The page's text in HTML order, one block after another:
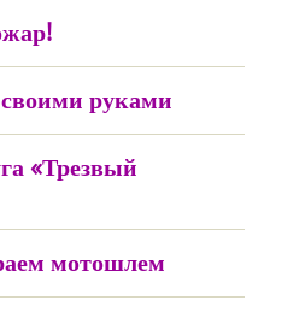
руками
«Трезвый
мотошлем